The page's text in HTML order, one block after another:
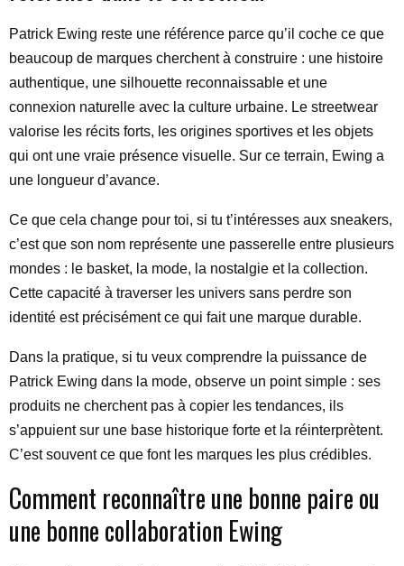
Patrick Ewing reste une référence parce qu’il coche ce que
beaucoup de marques cherchent à construire : une histoire
authentique, une silhouette reconnaissable et une
connexion naturelle avec la culture urbaine. Le streetwear
valorise les récits forts, les origines sportives et les objets
qui ont une vraie présence visuelle. Sur ce terrain, Ewing a
une longueur d’avance.
Ce que cela change pour toi, si tu t’intéresses aux sneakers,
c’est que son nom représente une passerelle entre plusieurs
mondes : le basket, la mode, la nostalgie et la collection.
Cette capacité à traverser les univers sans perdre son
identité est précisément ce qui fait une marque durable.
Dans la pratique, si tu veux comprendre la puissance de
Patrick Ewing dans la mode, observe un point simple : ses
produits ne cherchent pas à copier les tendances, ils
s’appuient sur une base historique forte et la réinterprètent.
C’est souvent ce que font les marques les plus crédibles.
Comment reconnaître une bonne paire ou
une bonne collaboration Ewing